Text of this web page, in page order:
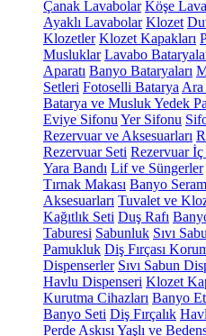
Çanak Lavabolar Köşe
Ayaklı Lavabolar Klozet
Klozetler Klozet Kapakları
Musluklar Lavabo
Aparatı Banyo Bataryaları
Setleri Fotoselli Batarya
Batarya ve Musluk Yedek
Eviye Sifonu Yer Sifonu
Rezervuar ve Aksesuarları
Rezervuar Seti Rezervuar İç
Yara Bandı Lif ve Süngerler
Tırnak Makası Banyo
Aksesuarları Tuvalet ve
Kağıtlık Seti Duş Rafı
Taburesi Sabunluk Sıvı
Pamukluk Diş Fırçası
Dispenserler Sıvı Sabun
Havlu Dispenseri Klozet
Kurutma Cihazları Banyo
Banyo Seti Diş Fırçalık
Perde Askısı Yaşlı ve